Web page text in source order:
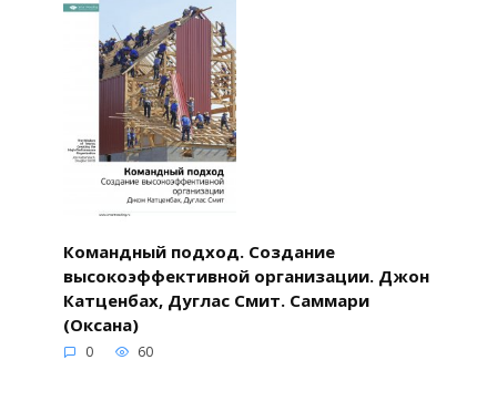
Командный подход. Создание
высокоэффективной организации. Джон
Катценбах, Дуглас Смит. Саммари
(Оксана)
0 60